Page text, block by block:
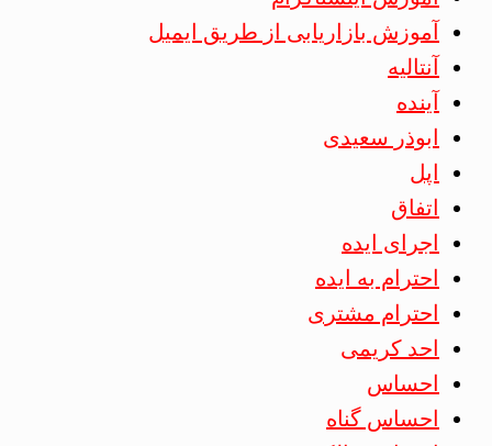
آموزش بازاریابی از طریق ایمیل
آنتالیه
آینده
ابوذر سعیدی
اپل
اتفاق
اجرای ایده
احترام به ایده
احترام مشتری
احد کریمی
احساس
احساس گناه